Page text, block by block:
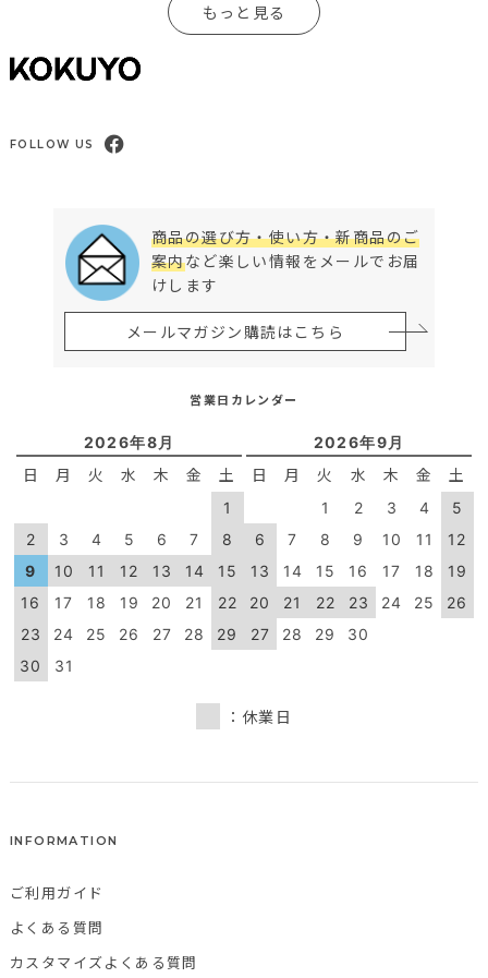
もっと見る
FOLLOW US
商品の選び方・使い方・新商品のご
案内など楽しい情報をメールでお届
けします
メールマガジン購読はこちら
営業日カレンダー
2026年8月
日 月 火 水 木 金 土
1
2
3 4 5 6 7
8
9
10 11 12 13 14
15
16
17 18 19 20 21
22
23
24 25 26 27 28
29
30
31
2026年9月
日 月 火 水 木 金 土
1 2 3 4
5
6
7 8 9 10 11
12
13
14 15 16 17 18
19
20
21 22 23 24 25
26
27
28 29 30
：休業日
INFORMATION
ご利用ガイド
よくある質問
カスタマイズよくある質問